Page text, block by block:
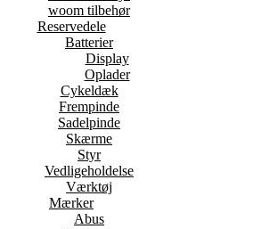
woom tilbehør
Reservedele
Batterier
Display
Oplader
Cykeldæk
Frempinde
Sadelpinde
Skærme
Styr
Vedligeholdelse
Værktøj
Mærker
Abus